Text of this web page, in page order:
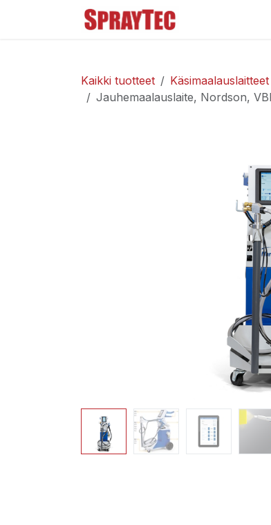
Kaikki tuotteet
Käsimaalauslaitteet
Jauhemaalauslaite, Nordson,